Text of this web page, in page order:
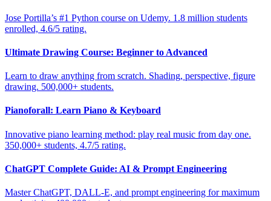
Jose Portilla’s #1 Python course on Udemy. 1.8 million students
enrolled, 4.6/5 rating.
Ultimate Drawing Course: Beginner to Advanced
Learn to draw anything from scratch. Shading, perspective, figure
drawing. 500,000+ students.
Pianoforall: Learn Piano & Keyboard
Innovative piano learning method: play real music from day one.
350,000+ students, 4.7/5 rating.
ChatGPT Complete Guide: AI & Prompt Engineering
Master ChatGPT, DALL-E, and prompt engineering for maximum